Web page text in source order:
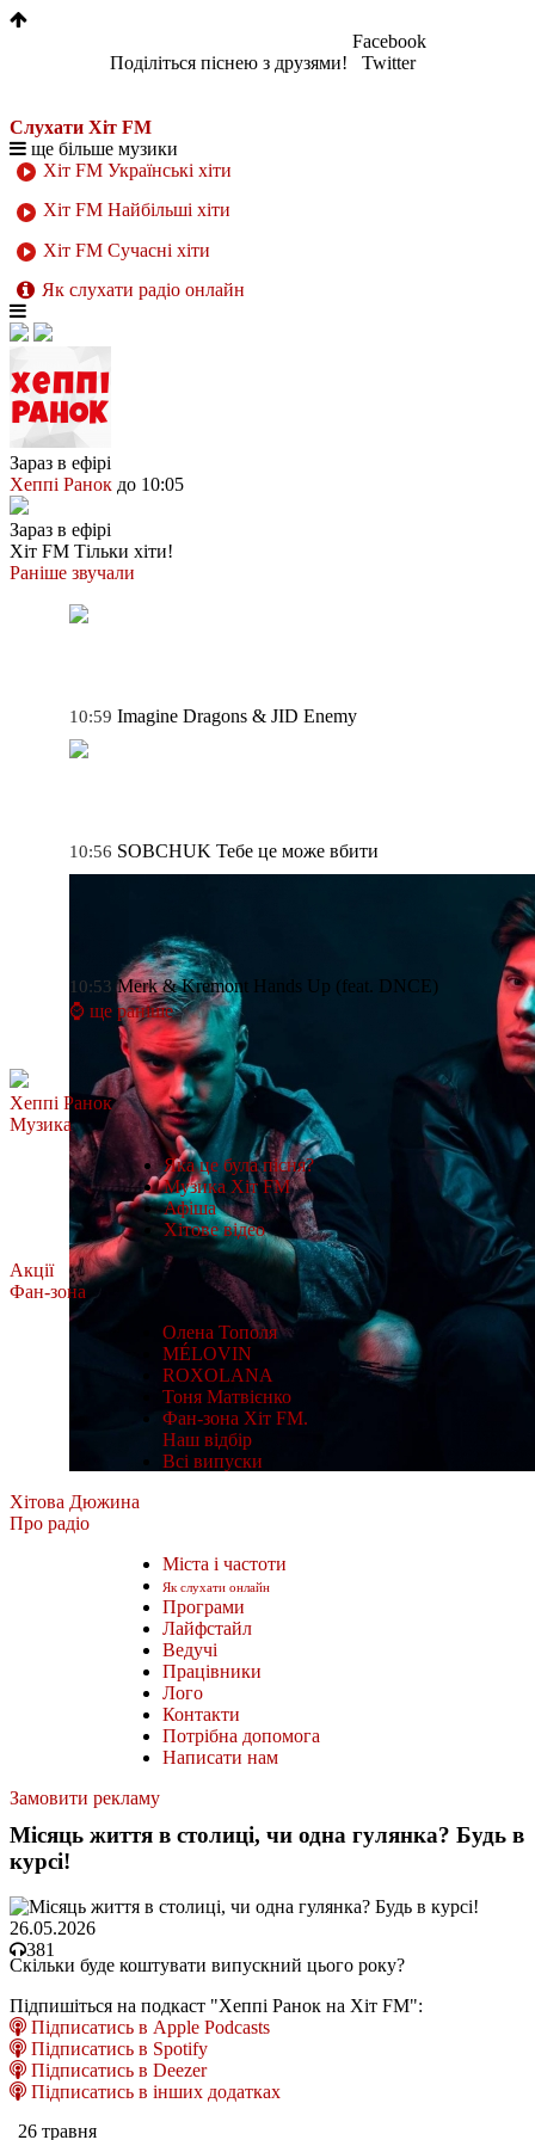
Поділіться піснею з друзями!
Facebook
Twitter
Слухати Хіт FM
ще більше музики
Хіт FM Українські хіти
Хіт FM Найбільші хіти
Хіт FM Сучасні хіти
Як слухати радіо онлайн
Зараз в ефірі
Хеппі Ранок до 10:05
Зараз в ефірі
Хіт FM Тільки хіти!
Раніше звучали
10:59 Imagine Dragons & JID Enemy
10:56 SOBCHUK Тебе це може вбити
10:53 Merk & Kremont Hands Up (feat. DNCE)
⌚ ще раніше
Хеппі Ранок
Музика
Яка це була пісня?
Музика Хіт FM
Афіша
Хітове відео
Акції
Фан-зона
Олена Тополя
MÉLOVIN
ROXOLANA
Тоня Матвієнко
Фан-зона Хіт FM.
Наш відбір
Всі випуски
Хітова Дюжина
Про радіо
Міста і частоти
Як слухати онлайн
Програми
Лайфстайл
Ведучі
Працівники
Лого
Контакти
Потрібна допомога
Написати нам
Замовити рекламу
Місяць життя в столиці, чи одна гулянка? Будь в
курсі!
26.05.2026
381
Скільки буде коштувати випускний цього року?
Підпишіться на подкаст "Хеппі Ранок на Хіт FM":
Підписатись в Apple Podcasts
Підписатись в Spotify
Підписатись в Deezer
Підписатись в інших додатках
26 травня